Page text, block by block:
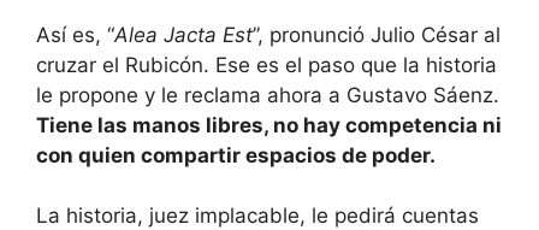
Así es, “Alea Jacta Est”, pronunció Julio César al
cruzar el Rubicón. Ese es el paso que la historia
le propone y le reclama ahora a Gustavo Sáenz.
Tiene las manos libres, no hay competencia ni
con quien compartir espacios de poder.
La historia, juez implacable, le pedirá cuentas